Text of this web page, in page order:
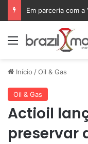
Menu
Início /Oil & Gas
Oil & Gas
Actioil
preservar